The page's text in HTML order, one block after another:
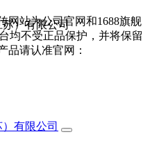
有限公司
网站为公司官网和1688旗舰
均不受正品保护，并将保留
品请认准官网：